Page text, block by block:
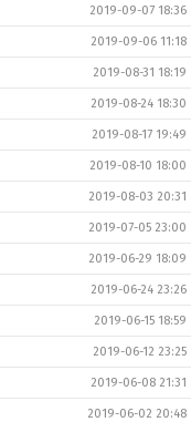
2019-09-07 18:36
2019-09-06 11:18
2019-08-31 18:19
2019-08-24 18:30
2019-08-17 19:49
2019-08-10 18:00
2019-08-03 20:31
2019-07-05 23:00
2019-06-29 18:09
2019-06-24 23:26
2019-06-15 18:59
2019-06-12 23:25
2019-06-08 21:31
2019-06-02 20:48